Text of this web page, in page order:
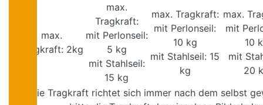
max.
Tragkraft: 2kg
max.
Tragkraft:
mit Perlonseil:
5 kg
mit Stahlseil:
15 kg
max. Tragkraft:
mit Perlonseil:
10 kg
mit Stahlseil: 15
kg
max.
mit
10
mit
20
Die Tragkraft richtet sich immer nach dem selbst